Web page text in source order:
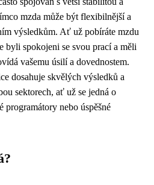
mzda může být flexibilnější a
výsledkům. Ať už pobíráte mzdu
byli spokojeni se svou prací a měli
vašemu úsilí a dovednostem.
dosahuje skvělých výsledků a
sektorech, ať už se jedná o
programátory nebo úspěšné